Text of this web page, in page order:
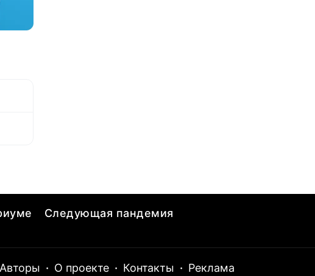
Следующая пандемия
Авторы · О проекте · Контакты · Реклама